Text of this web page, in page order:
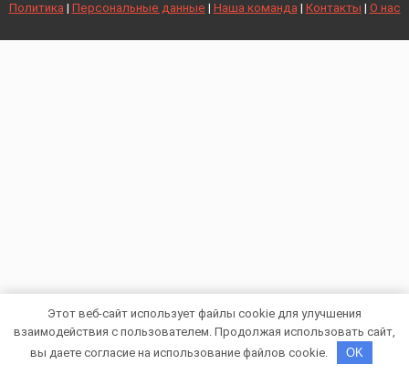
Политика | Персональные данные | Наша команда | Контакты | О нас
Этот веб-сайт использует файлы cookie для улучшения
взаимодействия с пользователем. Продолжая использовать сайт,
вы даете согласие на использование файлов cookie.
OK